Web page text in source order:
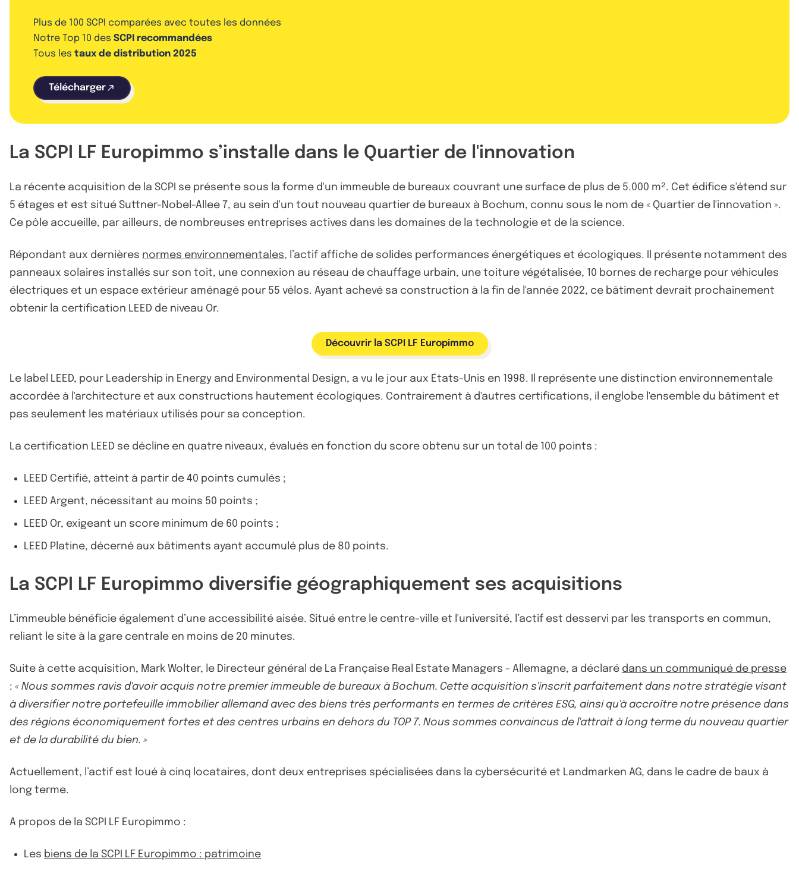
Plus de 100 SCPI comparées avec toutes les données
Notre Top 10 des SCPI recommandées
Tous les taux de distribution 2025
Télécharger
La SCPI LF Europimmo s’installe dans le Quartier de l'innovation
La récente acquisition de la SCPI se présente sous la forme d'un immeuble de bureaux couvrant une surface de plus de 5.000 m². Cet édifice s'étend sur
5 étages et est situé Suttner-Nobel-Allee 7, au sein d'un tout nouveau quartier de bureaux à Bochum, connu sous le nom de « Quartier de l'innovation ».
Ce pôle accueille, par ailleurs, de nombreuses entreprises actives dans les domaines de la technologie et de la science.
Répondant aux dernières normes environnementales, l’actif affiche de solides performances énergétiques et écologiques. Il présente notamment des
panneaux solaires installés sur son toit, une connexion au réseau de chauffage urbain, une toiture végétalisée, 10 bornes de recharge pour véhicules
électriques et un espace extérieur aménagé pour 55 vélos. Ayant achevé sa construction à la fin de l'année 2022, ce bâtiment devrait prochainement
obtenir la certification LEED de niveau Or.
Découvrir la SCPI LF Europimmo
Le label LEED, pour Leadership in Energy and Environmental Design, a vu le jour aux États-Unis en 1998. Il représente une distinction environnementale
accordée à l'architecture et aux constructions hautement écologiques. Contrairement à d'autres certifications, il englobe l'ensemble du bâtiment et
pas seulement les matériaux utilisés pour sa conception.
La certification LEED se décline en quatre niveaux, évalués en fonction du score obtenu sur un total de 100 points :
LEED Certifié, atteint à partir de 40 points cumulés ;
LEED Argent, nécessitant au moins 50 points ;
LEED Or, exigeant un score minimum de 60 points ;
LEED Platine, décerné aux bâtiments ayant accumulé plus de 80 points.
La SCPI LF Europimmo diversifie géographiquement ses acquisitions
L’immeuble bénéficie également d’une accessibilité aisée. Situé entre le centre-ville et l'université, l’actif est desservi par les transports en commun,
reliant le site à la gare centrale en moins de 20 minutes.
Suite à cette acquisition, Mark Wolter, le Directeur général de La Française Real Estate Managers - Allemagne, a déclaré dans un communiqué de presse
: « Nous sommes ravis d'avoir acquis notre premier immeuble de bureaux à Bochum. Cette acquisition s'inscrit parfaitement dans notre stratégie visant
à diversifier notre portefeuille immobilier allemand avec des biens très performants en termes de critères ESG, ainsi qu'à accroître notre présence dans
des régions économiquement fortes et des centres urbains en dehors du TOP 7. Nous sommes convaincus de l'attrait à long terme du nouveau quartier
et de la durabilité du bien. »
Actuellement, l’actif est loué à cinq locataires, dont deux entreprises spécialisées dans la cybersécurité et Landmarken AG, dans le cadre de baux à
long terme.
A propos de la SCPI LF Europimmo :
Les biens de la SCPI LF Europimmo : patrimoine